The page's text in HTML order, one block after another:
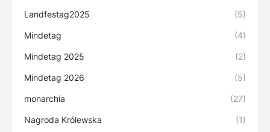
Landfestag2025 (5)
Mindetag (4)
Mindetag 2025 (2)
Mindetag 2026 (5)
monarchia (27)
Nagroda Królewska (1)